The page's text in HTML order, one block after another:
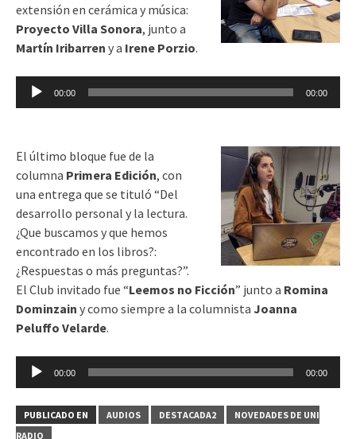
extensión en cerámica y música:
Proyecto Villa Sonora, junto a
Martín Iribarren y a Irene Porzio.
Reproductor
00:00 00:00
El último bloque fue de la
columna Primera Edición, con
una entrega que se tituló “Del
desarrollo personal y la lectura.
¿Que buscamos y que hemos
encontrado en los libros?:
¿Respuestas o más preguntas?”.
El Club invitado fue “Leemos no Ficción” junto a Romina
Dominzain y como siempre a la columnista Joanna
Peluffo Velarde.
Reproductor
audio
00:00 00:00
PUBLICADO EN AUDIOS DESTACADA2
NOVEDADES DE UNI
RADIO